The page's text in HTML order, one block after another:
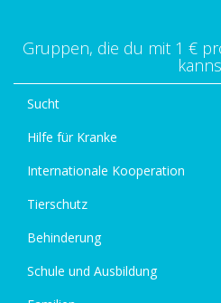
Gruppen, die du mit 1 €
Sucht
Hilfe für Kranke
Internationale Kooperation
Tierschutz
Behinderung
Schule und Ausbildung